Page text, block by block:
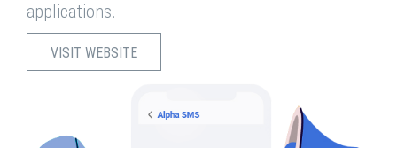
applications.
VISIT WEBSITE